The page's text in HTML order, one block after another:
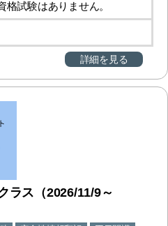
格試験はありません。
詳細を見る
ラス（2026/11/9～